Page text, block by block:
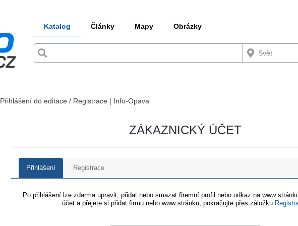
Katalog Články Mapy Obrázky
Přihlášení do editace / Registrace | Info-Opava
ZÁKAZNICKÝ ÚČET
Přihlášení Registrace
Po přihlášení lze zdarma upravit, přidat nebo smazat firemní profil nebo odkaz na www
účet a přejete si přidat firmu nebo www stránku, pokračujte přes záložku